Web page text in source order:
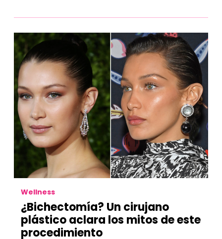
Wellness
¿Bichectomía? Un cirujano
plástico aclara los mitos de este
procedimiento